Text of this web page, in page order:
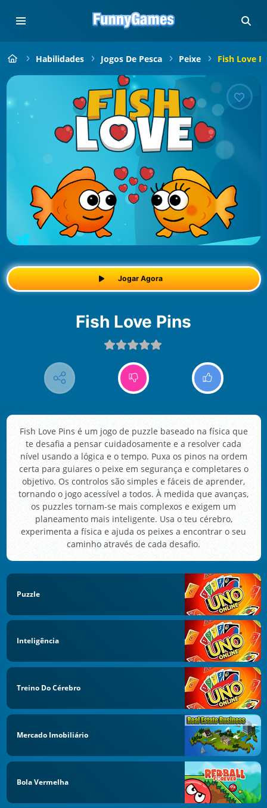
Habilidades Jogos De Pesca Peixe Fish Love
Jogar Agora
Fish Love Pins
Fish Love Pins é um jogo de puzzle baseado na física que
te desafia a pensar cuidadosamente e a resolver cada
nível usando a lógica e o tempo. Puxa os pinos na ordem
certa para guiares o peixe em segurança e completares o
objetivo. Os controlos são simples e fáceis de aprender,
tornando o jogo acessível a todos. À medida que avanças,
os puzzles tornam-se mais complexos e exigem um
planeamento mais inteligente. Usa o teu cérebro,
experimenta a física e ajuda os peixes a encontrar o seu
caminho através de cada desafio.
Puzzle
Inteligência
Treino Do Cérebro
Mercado Imobiliário
Bola Vermelha